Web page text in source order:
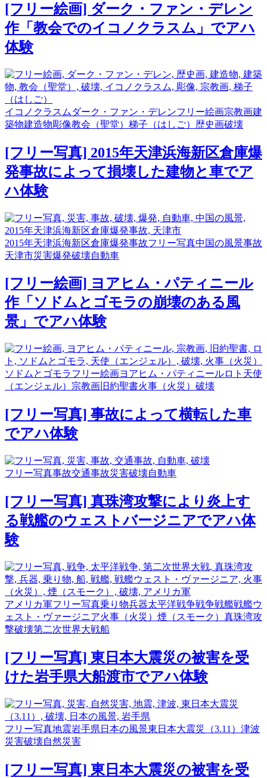
[フリー絵画] ダーク・ファン・デレン
作「教会でのイコノクラスム」でアハ
体験
イコノクラスム ダーク・ファン・デレンフリー絵画宗教画建
築物建造物彫像教会（聖堂） 梯子（はしご） 歴史画破壊
[フリー写真] 2015年天津浜海新区倉庫爆
発事故によって損壊した建物と車でア
ハ体験
2015年天津浜海新区倉庫爆発事故フリー写真中国の風景事故
天津市災害爆発破壊自動車
[フリー絵画] ヨアヒム・パティニール
作「ソドムとゴモラの崩壊のある風
景」でアハ体験
ソドムとゴモラフリー絵画ヨアヒム・パティニールロト 天使
（エンジェル） 宗教画 旧約聖書火事（火災） 破壊
[フリー写真] 事故によって横転した車
でアハ体験
フリー写真事故交通事故災害破壊自動車
[フリー写真] 真珠湾攻撃により炎上す
る戦艦のウェストバージニアでアハ体
験
アメリカ軍フリー写真乗り物兵器太平洋戦争戦争戦艦戦艦ウ
ェスト・ヴァージニア火事（火災） 煙（スモーク） 真珠湾攻
撃破壊第二次世界大戦船
[フリー写真] 東日本大震災の被害を受
けた岩手県大船渡市でアハ体験
フリー写真地震岩手県 日本の風景東日本大震災（3.11） 津波
災害破壊自然災害
[フリー写真] 東日本大震災の被害を受